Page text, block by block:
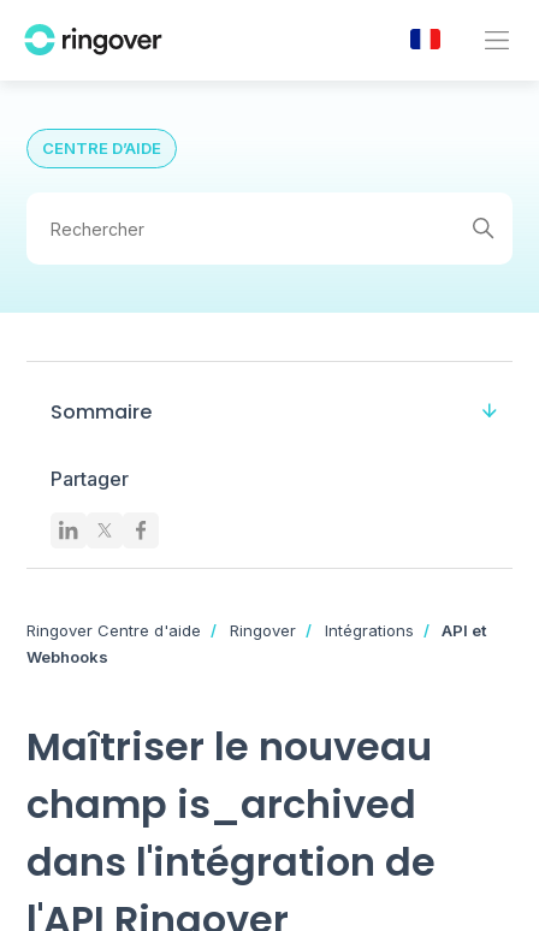
CENTRE D’AIDE
Sommaire
Partager
Ringover Centre d'aide Ringover Intégrations
API et
Webhooks
Maîtriser le nouveau
champ is_archived
dans l'intégration de
l'API Ringover